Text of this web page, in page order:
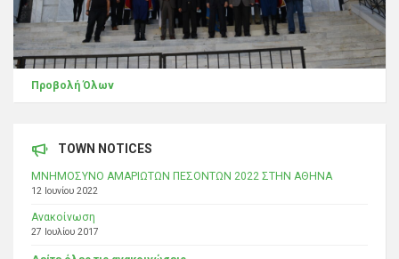
Προβολή Όλων
TOWN NOTICES
ΜΝΗΜΟΣΥΝΟ ΑΜΑΡΙΩΤΩΝ ΠΕΣΟΝΤΩΝ 2022 ΣΤΗΝ ΑΘΗΝΑ
12 Ιουνίου 2022
Ανακοίνωση
27 Ιουλίου 2017